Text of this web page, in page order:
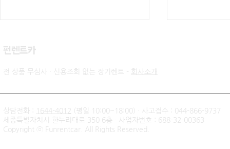
신불자 기아 쏘렌토 하이브리
드 무심사 장기렌트 출고후기
팰리세이드
​펀렌트카
전 상품 무심사 · 신용조회 없는 장기렌트 - 회사소개
상담전화 : 1644-4012
(평일 10:00~18:00) · 사고접수 : 044-866-9737
세종특별자치시 한누리대로 350 6층 · 사업자번호 : 688-32-00363
Copyright ⓒ Funrentcar. All Rights Reserved.